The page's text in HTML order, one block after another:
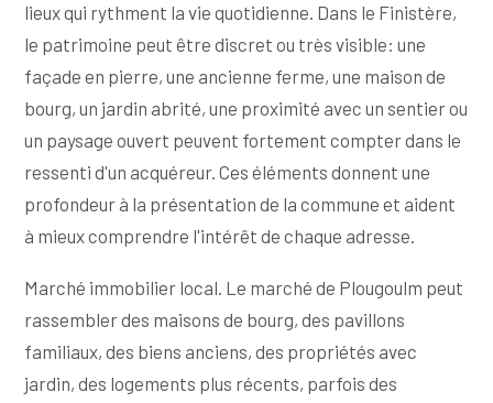
lieux qui rythment la vie quotidienne. Dans le Finistère,
le patrimoine peut être discret ou très visible: une
façade en pierre, une ancienne ferme, une maison de
bourg, un jardin abrité, une proximité avec un sentier ou
un paysage ouvert peuvent fortement compter dans le
ressenti d'un acquéreur. Ces éléments donnent une
profondeur à la présentation de la commune et aident
à mieux comprendre l'intérêt de chaque adresse.
Marché immobilier local. Le marché de Plougoulm peut
rassembler des maisons de bourg, des pavillons
familiaux, des biens anciens, des propriétés avec
jardin, des logements plus récents, parfois des